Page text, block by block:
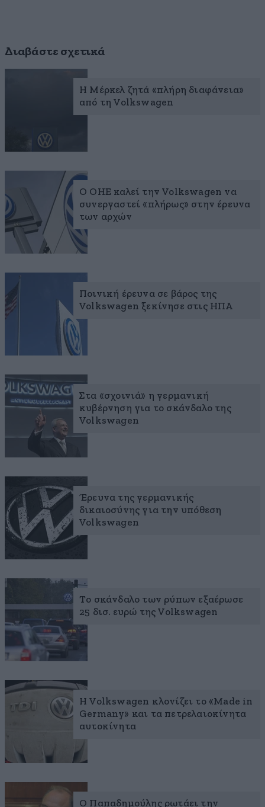
Διαβάστε σχετικά
Η Μέρκελ ζητά «πλήρη διαφάνεια»
από τη Volkswagen
Ο ΟΗΕ καλεί την Volkswagen να
συνεργαστεί «πλήρως» στην έρευνα
των αρχών
Ποινική έρευνα σε βάρος της
Volkswagen ξεκίνησε στις ΗΠΑ
Στα «σχοινιά» η γερμανική
κυβέρνηση για το σκάνδαλο της
Volkswagen
Έρευνα της γερμανικής
δικαιοσύνης για την υπόθεση
Volkswagen
Το σκάνδαλο των ρύπων εξαέρωσε
25 δισ. ευρώ της Volkswagen
Η Volkswagen κλονίζει το «Made in
Germany» και τα πετρελαιοκίνητα
αυτοκίνητα
Ο Παπαδημούλης ρωτάει την